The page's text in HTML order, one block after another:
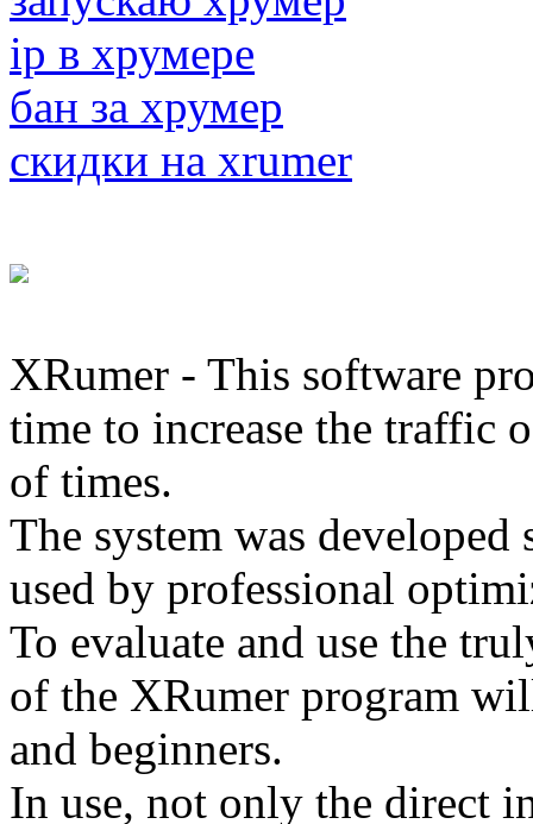
ip в хрумере
бан за хрумер
скидки на xrumer
XRumer - This software
time to increase the traffic
of times.
The system was developed
used by professional
To evaluate and use the
of the XRumer program
and beginners.
In use, not only the direct